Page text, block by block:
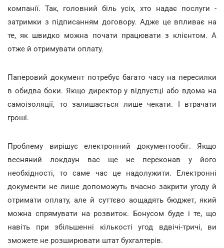
компанії. Так, головний біль усіх, хто надає послуги -
затримки з підписанням договору. Адже це впливає на
те, як швидко можна почати працювати з клієнтом. А
отже й отримувати оплату.
Паперовий документ потребує багато часу на пересилки
в обидва боки. Якщо директор у відпустці або вдома на
самоізоляції, то залишається лише чекати. І втрачати
гроші.
Проблему вирішує електронний документообіг. Якщо
весняний локдаун вас ще не переконав у його
необхідності, то саме час це надолужити. Електронні
документи не лише допоможуть вчасно закрити угоду й
отримати оплату, але й суттєво аощадять бюджет, який
можна спрямувати на розвиток. Бонусом буде і те, що
навіть при збільшенні кількості угод вдвічі-тричі, ви
зможете не розширювати штат бухгалтерів.